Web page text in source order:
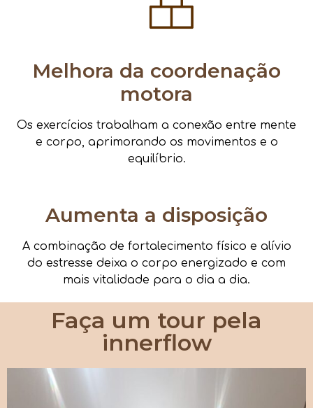
Melhora da coordenação
motora
Os exercícios trabalham a conexão entre mente
e corpo, aprimorando os movimentos e o
equilíbrio.
Aumenta a disposição
A combinação de fortalecimento físico e alívio
do estresse deixa o corpo energizado e com
mais vitalidade para o dia a dia.
Faça um tour pela
innerflow